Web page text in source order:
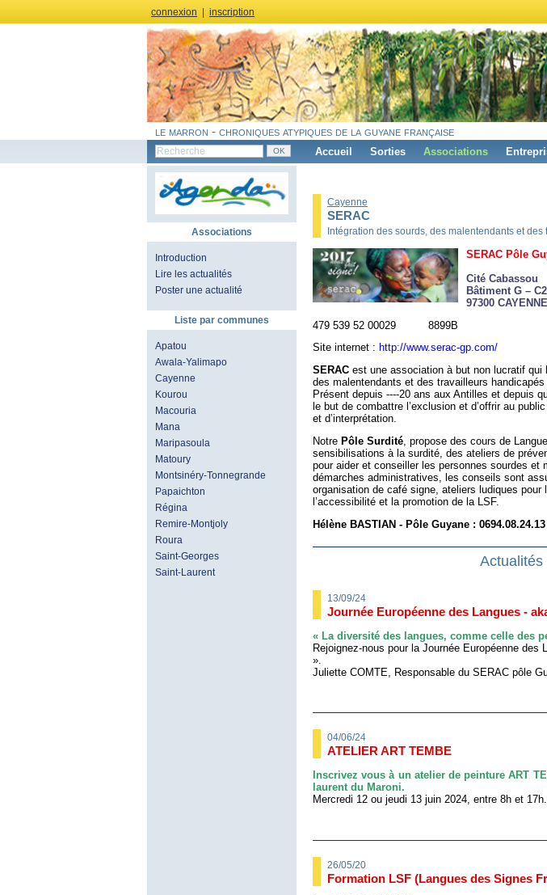
connexion inscription
le marron - chroniques atypiques de la guyane française
Accueil Sorties Associations
Associations
Introduction
Lire les actualités
Poster une actualité
Liste par communes
Apatou
Awala-Yalimapo
Cayenne
Kourou
Macouria
Mana
Maripasoula
Matoury
Montsinéry-Tonnegrande
Papaichton
Régina
Remire-Montjoly
Roura
Saint-Georges
Saint-Laurent
Cayenne
SERAC
Intégration des sourds, des malentendants et
SERAC Pôle
Cité Cabassou
Bâtiment G –
97300 CAYENNE
479 539 52 00029 8899B
Site internet : http://www.serac-gp.com/
SERAC est une association à but non lucratif qui
des malentendants et des travailleurs
Présent depuis ----20 ans aux Antilles et depuis
le but de combattre l’exclusion et d’offrir au
et d’interprétation.
Notre Pôle Surdité , propose des cours de
sensibilisations à la surdité, des ateliers de
pour aider et conseiller les personnes sourdes et
démarches administratives, les conseils sont
organisation de café signe, ateliers ludiques
l’accessibilité et la promotion de la LSF.
Hélène BASTIAN - Pôle Guyane : 0694.08.24.13
Actualités
13/09/24
Journée Européenne des Langues -
« La diversité des langues, comme celle des
Rejoignez-nous pour la Journée Européenne
».
Juliette COMTE, Responsable du SERAC pôle
04/06/24
ATELIER ART TEMBE
Inscrivez vous à un atelier de peinture ART
laurent du Maroni.
Mercredi 12 ou jeudi 13 juin 2024, entre 8h et 17h.
26/05/20
Formation LSF (Langues des Signes